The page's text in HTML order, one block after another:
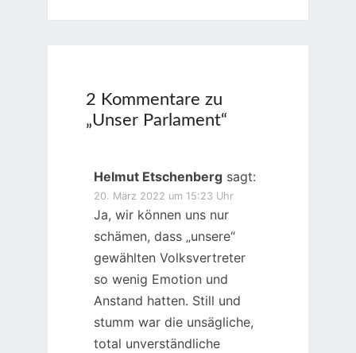
2 Kommentare zu
„Unser Parlament“
Helmut Etschenberg sagt:
20. März 2022 um 15:23 Uhr
Ja, wir können uns nur
schämen, dass „unsere“
gewählten Volksvertreter
so wenig Emotion und
Anstand hatten. Still und
stumm war die unsägliche,
total unverständliche